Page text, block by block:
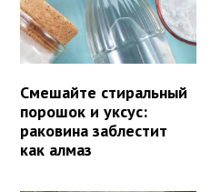
Смешайте стиральный
порошок и уксус:
раковина заблестит
как алмаз